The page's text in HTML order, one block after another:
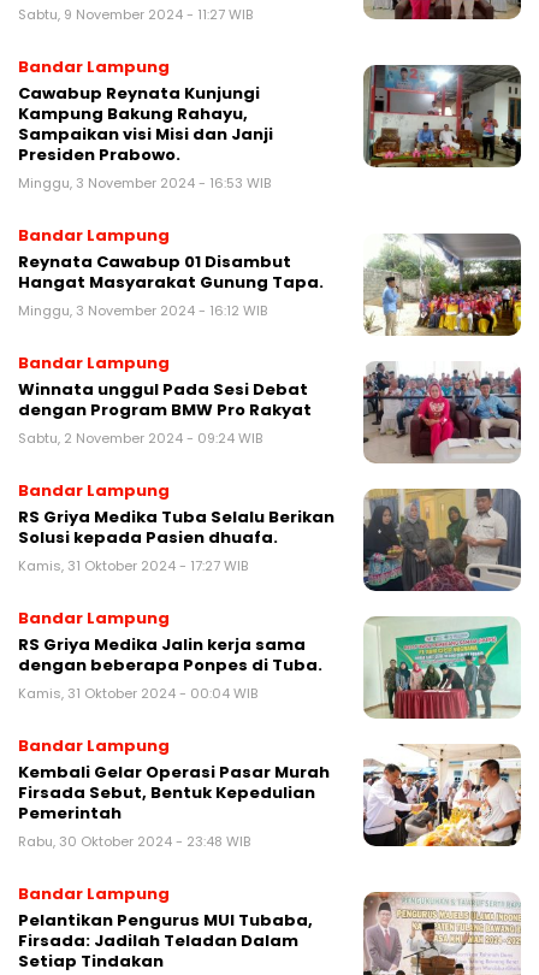
Sabtu, 9 November 2024 - 11:27 WIB
Bandar Lampung
Cawabup Reynata Kunjungi
Kampung Bakung Rahayu,
Sampaikan visi Misi dan Janji
Presiden Prabowo.
Minggu, 3 November 2024 - 16:53 WIB
Bandar Lampung
Reynata Cawabup 01 Disambut
Hangat Masyarakat Gunung Tapa.
Minggu, 3 November 2024 - 16:12 WIB
Bandar Lampung
Winnata unggul Pada Sesi Debat
dengan Program BMW Pro Rakyat
Sabtu, 2 November 2024 - 09:24 WIB
Bandar Lampung
RS Griya Medika Tuba Selalu Berikan
Solusi kepada Pasien dhuafa.
Kamis, 31 Oktober 2024 - 17:27 WIB
Bandar Lampung
RS Griya Medika Jalin kerja sama
dengan beberapa Ponpes di Tuba.
Kamis, 31 Oktober 2024 - 00:04 WIB
Bandar Lampung
Kembali Gelar Operasi Pasar Murah
Firsada Sebut, Bentuk Kepedulian
Pemerintah
Rabu, 30 Oktober 2024 - 23:48 WIB
Bandar Lampung
Pelantikan Pengurus MUI Tubaba,
Firsada: Jadilah Teladan Dalam
Setiap Tindakan